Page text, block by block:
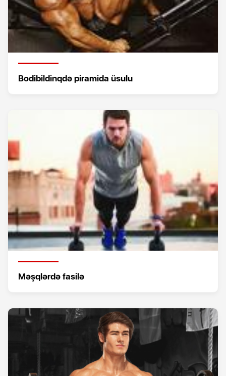
Bodibildinqdə piramida üsulu
Məşqlərdə fasilə